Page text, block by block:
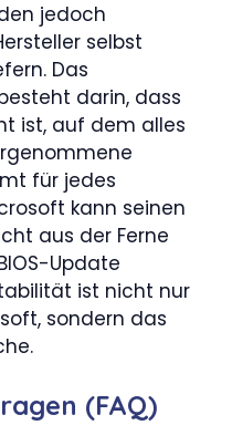
jedoch
selbst
Das
darin, dass
ist, auf dem alles
für jedes
kann seinen
aus der Ferne
Update
ist nicht nur
sondern das
(FAQ)